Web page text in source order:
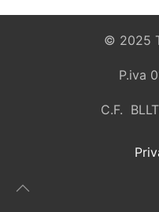
© 2025
P.iva
C.F.